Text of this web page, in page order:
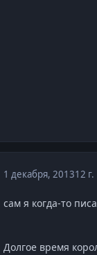
1 декабря, 201312 г.
сам я когда-то
Долгое время